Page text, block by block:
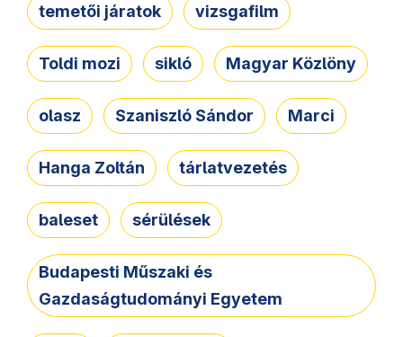
temetői járatok vizsgafilm
Toldi mozi sikló Magyar Közlöny
olasz Szaniszló Sándor Marci
Hanga Zoltán tárlatvezetés
baleset sérülések
Budapesti Műszaki és
Gazdaságtudományi Egyetem